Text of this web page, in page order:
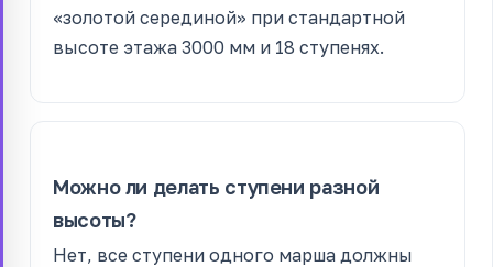
«золотой серединой» при стандартной
высоте этажа 3000 мм и 18 ступенях.
Можно ли делать ступени разной
высоты?
Нет, все ступени одного марша должны